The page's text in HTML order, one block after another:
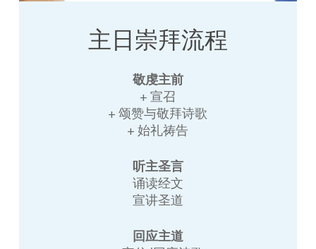
主日崇拜流程
敬虔主前
+ 宣召
+ 颂赞与敬拜诗歌
+ 始礼祷告
听主圣言
诵读经文
宣讲圣道
回应主道